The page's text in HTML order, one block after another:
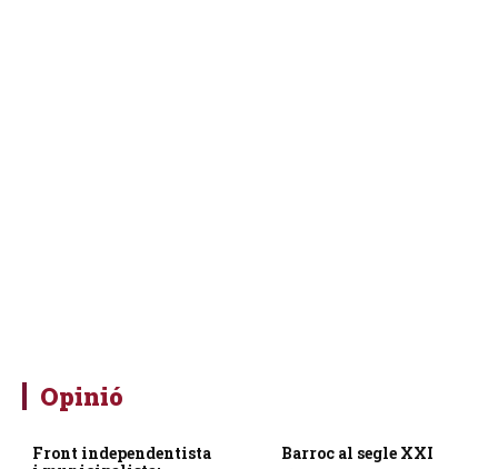
Opinió
Front independentista
Barroc al segle XXI